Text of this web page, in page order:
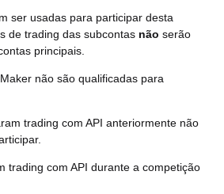
ser usadas para participar desta
de trading das subcontas não serão
principais.
não são qualificadas para
trading com API anteriormente não
trading com API durante a competição